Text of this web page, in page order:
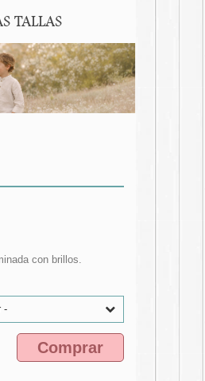
TALLAS
con brillos.
-
Comprar